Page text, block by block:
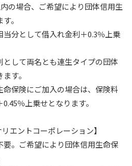
の場合、ご希望により団体信用生
。
分として借入れ金利＋0.3％上乗
して両名とも連生タイプの団体
す。
保険にご加入の場合は、保険料
％上乗せとなります。
エントコーポレーション】
。ご希望により団体信用生命保